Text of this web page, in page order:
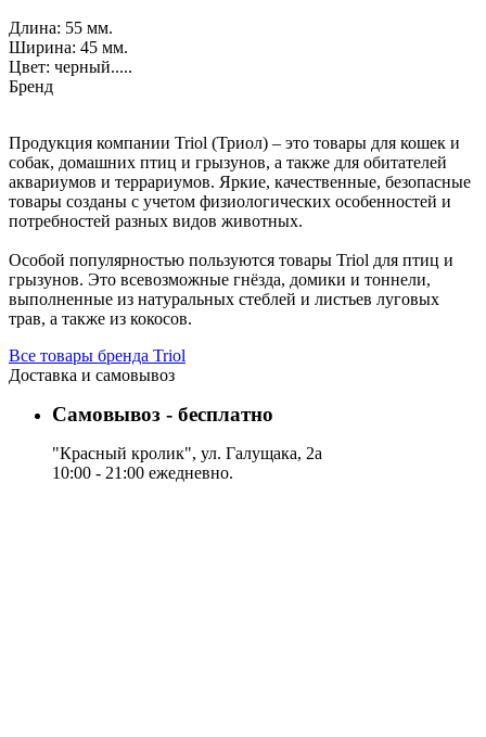
Длина: 55 мм.
Ширина: 45 мм.
Цвет: черный.....
Бренд
Продукция компании Triol (Триол) – это товары для кошек и
собак, домашних птиц и грызунов, а также для обитателей
аквариумов и террариумов. Яркие, качественные, безопасные
товары созданы с учетом физиологических особенностей и
потребностей разных видов животных.
Особой популярностью пользуются товары Triol для птиц и
грызунов. Это всевозможные гнёзда, домики и тоннели,
выполненные из натуральных стеблей и листьев луговых
трав, а также из кокосов.
Все товары бренда Triol
Доставка и самовывоз
Самовывоз - бесплатно
"Красный кролик", ул. Галущака, 2а
10:00 - 21:00 ежедневно.